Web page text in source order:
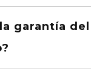
garantía del